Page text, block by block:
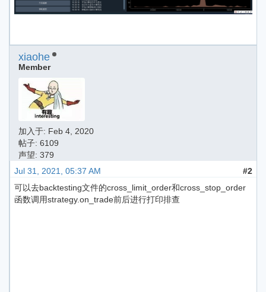
xiaohe
Member
加入于: Feb 4, 2020
帖子: 6109
声望: 379
Jul 31, 2021, 05:37 AM
#2
可以去backtesting文件的cross_limit_order和cross_stop_order
函数调用strategy.on_trade前后进行打印排查